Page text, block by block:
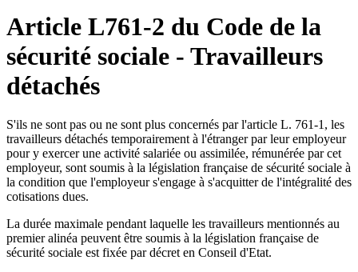
Article L761-2 du Code de la
sécurité sociale - Travailleurs
détachés
S'ils ne sont pas ou ne sont plus concernés par l'article L. 761-1, les
travailleurs détachés temporairement à l'étranger par leur employeur
pour y exercer une activité salariée ou assimilée, rémunérée par cet
employeur, sont soumis à la législation française de sécurité sociale à
la condition que l'employeur s'engage à s'acquitter de l'intégralité des
cotisations dues.
La durée maximale pendant laquelle les travailleurs mentionnés au
premier alinéa peuvent être soumis à la législation française de
sécurité sociale est fixée par décret en Conseil d'Etat.